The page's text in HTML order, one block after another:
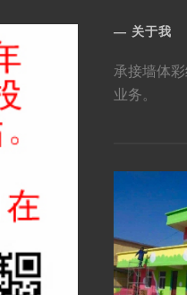
关于我
承接墙体
业务。